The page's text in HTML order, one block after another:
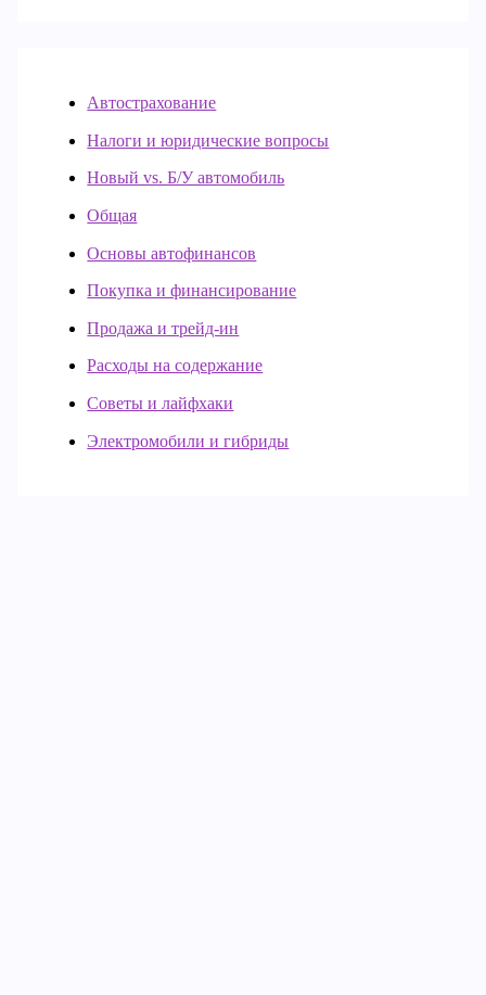
Автострахование
Налоги и юридические вопросы
Новый vs. Б/У автомобиль
Общая
Основы автофинансов
Покупка и финансирование
Продажа и трейд-ин
Расходы на содержание
Советы и лайфхаки
Электромобили и гибриды